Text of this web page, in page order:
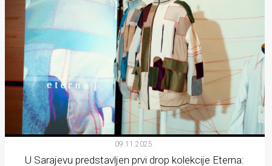
09.11.2025.
U Sarajevu predstavljen prvi drop kolekcije Eterna: